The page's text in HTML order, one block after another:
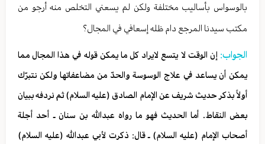
بالوسواس بأساليب مختلفة ولكن لم يسعني التخلص منه أرجو من
مكتب سيدنا المرجع دام ظله إسعافي في المجال؟
الجواب: إن الوقت لا يتسع لايراد كل ما يمكن قوله في هذا المجال مما
يمكن أن يساعد في علاج الوسوسة والحدّ من مضاعفاتها ولكن نتبرّك
أولاً بذكر حديث شريف عن الإمام الصادق (عليه السلام) ثم نردفه ببيان
بعض النقاط. أما الحديث فهو ما رواه عبدالله بن سنان ـ أحد أجلة
أصحاب الإمام (عليه السلام) ـ قال: ذكرت لأبي عبدالله (عليه السلام)